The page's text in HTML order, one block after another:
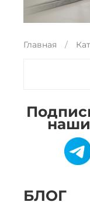
Главная
наши
БЛОГ